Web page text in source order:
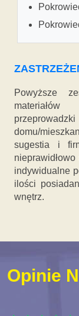
Powyższe
domu/
sugestia i
indywidualne
ilości
wnętrz.
Opinie